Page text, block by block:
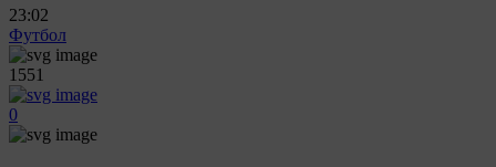
23:02
Футбол
1551
0